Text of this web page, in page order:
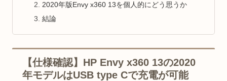
2020年版Envy x360 13を個人的にどう思うか
結論
【仕様確認】HP Envy x360 13の2020
年モデルはUSB type Cで充電が可能